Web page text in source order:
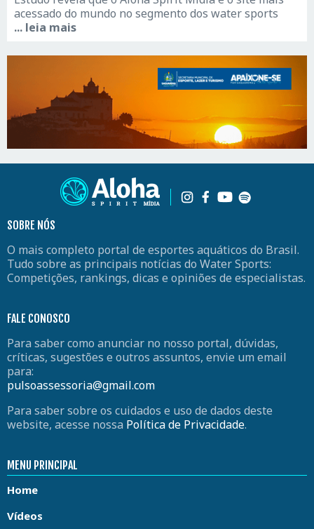
acessado do mundo no segmento dos water sports
... leia mais
SOBRE NÓS
O mais completo portal de esportes aquáticos do Brasil.
Tudo sobre as principais notícias do Water Sports:
Competições, rankings, dicas e opiniões de especialistas.
FALE CONOSCO
Para saber como anunciar no nosso portal, dúvidas,
críticas, sugestões e outros assuntos, envie um email
para:
pulsoassessoria@gmail.com
Para saber sobre os cuidados e uso de dados deste
website, acesse nossa Política de Privacidade.
MENU PRINCIPAL
Home
Vídeos